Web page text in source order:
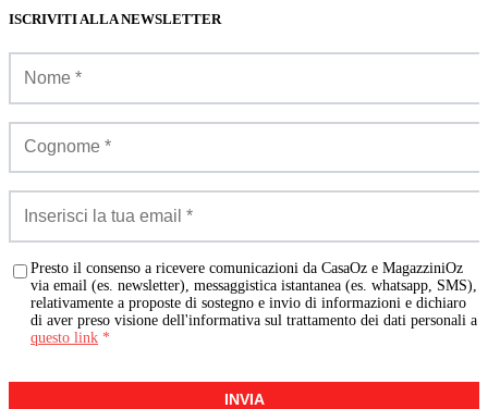
ISCRIVITI ALLA NEWSLETTER
Presto il consenso a ricevere comunicazioni da CasaOz e MagazziniOz
via email (es. newsletter), messaggistica istantanea (es. whatsapp, SMS),
relativamente a proposte di sostegno e invio di informazioni e dichiaro
di aver preso visione dell'informativa sul trattamento dei dati personali a
questo link *
INVIA